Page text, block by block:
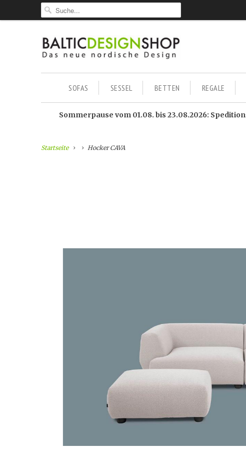
SOFAS SESSEL BETTEN REGALE
Sommerpause vom 01.08. bis 23.08.2026:
Startseite Hocker CAVA